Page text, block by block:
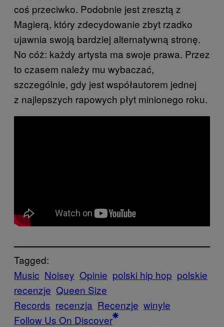
coś przeciwko. Podobnie jest zresztą z
Magierą, który zdecydowanie zbyt rzadko
ujawnia swoją bardziej alternatywną stronę.
No cóż: każdy artysta ma swoje prawa. Przez
to czasem należy mu wybaczać,
szczególnie, gdy jest współautorem jednej
z najlepszych rapowych płyt minionego roku.
Tagged:
Music Noisey Opinie polski hip hop polskie
recenzje Queen Size
Records recenzja Recenzje winyle
Follow Us On Discover